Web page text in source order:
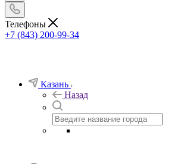
Телефоны
+7 (843) 200-99-34
Казань
Назад